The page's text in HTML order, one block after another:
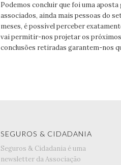
Podemos concluir que foi uma aposta
associados, ainda mais pessoas do
meses, é possível perceber
vai permitir-nos projetar os próximos
conclusões retiradas garantem-nos
SEGUROS & CIDADANIA
Seguros & Cidadania é uma
newsletter da Associação